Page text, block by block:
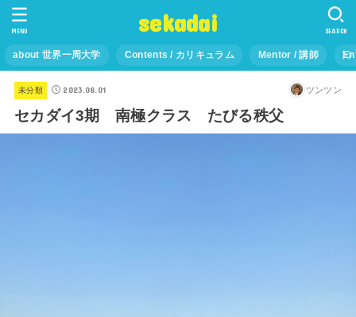
sekadai
about 世界一周大学 Contents / カリキュラム Mentor / 講師
SEARCH
MENU
未分類 2023.08.01 ツンツン
セカダイ3期 南極クラス たびる秩父